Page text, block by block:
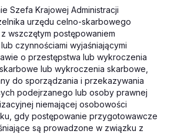
Szefa Krajowej Administracji
urzędu celno-skarbowego
wszczętym postępowaniem
czynnościami wyjaśniającymi
o przestępstwa lub wykroczenia
lub wykroczenia skarbowe,
do sporządzania i przekazywania
podejrzanego lub osoby prawnej
niemającej osobowości
gdy postępowanie przygotowawcze
są prowadzone w związku z